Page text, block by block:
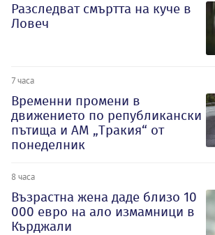
Разследват смъртта на куче в
Ловеч
7 часа
Временни промени в
движението по републикански
пътища и АМ „Тракия“ от
понеделник
8 часа
Възрастна жена даде близо 10
000 евро на ало измамници в
Кърджали